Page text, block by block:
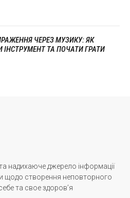
ЧЕРЕЗ МУЗИКУ: ЯК
ІНСТРУМЕНТ ТА ПОЧАТИ ГРАТИ
надихаюче джерело інформації
щодо створення неповторного
та свое здоров’я